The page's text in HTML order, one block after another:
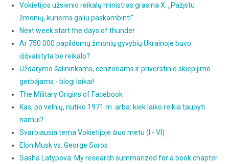
Vokietijos užsienio reikalų ministras grasina X: „Pažįstu
žmonių, kuriems galiu paskambinti“
Next week start the days of thunder
Ar 750 000 papildomų žmonių gyvybių Ukrainoje buvo
iššvaistyta be reikalo?
Uždarymo šalininkams, cenzoriams ir priverstinio skiepijimo
gerbėjams - blogi laikai!
The Military Origins of Facebook
Kas, po velnių, nutiko 1971 m. arba: kiek laiko reikia taupyti
namui?
Svarbiausia tema Vokietijoje šiuo metu (I - VI)
Elon Musk vs. George Soros
Sasha Latypova: My research summarized for a book chapter